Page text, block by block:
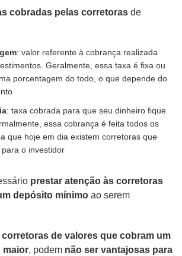
cobradas pelas corretoras de
: valor referente à cobrança realizada
Geralmente, essa taxa é fixa ou
porcentagem do todo, o que depende do
: taxa cobrada para que seu dinheiro fique
essa cobrança é feita todos os
que hoje em dia existem corretoras que
o investidor
prestar atenção às corretoras
depósito mínimo ao serem
corretoras de valores que cobram um
maior, podem não ser vantajosas para